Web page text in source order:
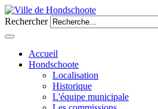
Rechercher
Accueil
Hondschoote
Localisation
Historique
L'équipe municipale